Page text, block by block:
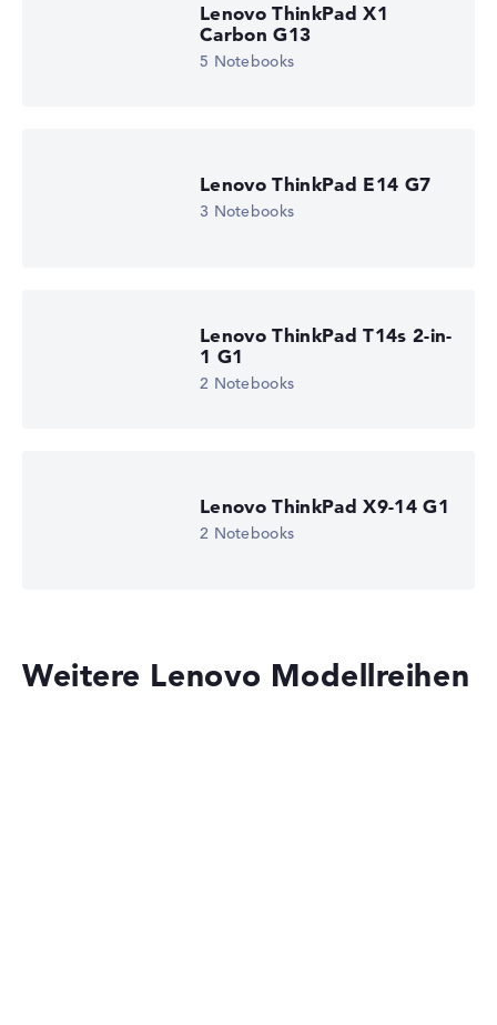
Lenovo ThinkPad X1
Carbon G13
5 Notebooks
Lenovo ThinkPad E14 G7
3 Notebooks
Lenovo ThinkPad T14s 2-in-
1 G1
2 Notebooks
Lenovo ThinkPad X9-14 G1
2 Notebooks
Weitere Lenovo Modellreihen